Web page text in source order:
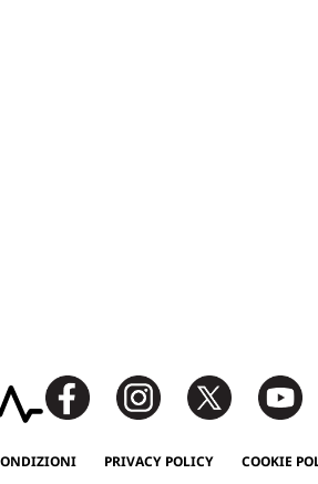
PRIVACY POLICY COOKIE